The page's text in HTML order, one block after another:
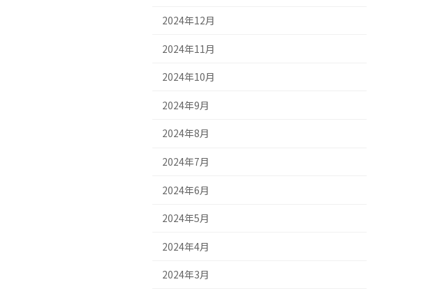
2024年12月
2024年11月
2024年10月
2024年9月
2024年8月
2024年7月
2024年6月
2024年5月
2024年4月
2024年3月